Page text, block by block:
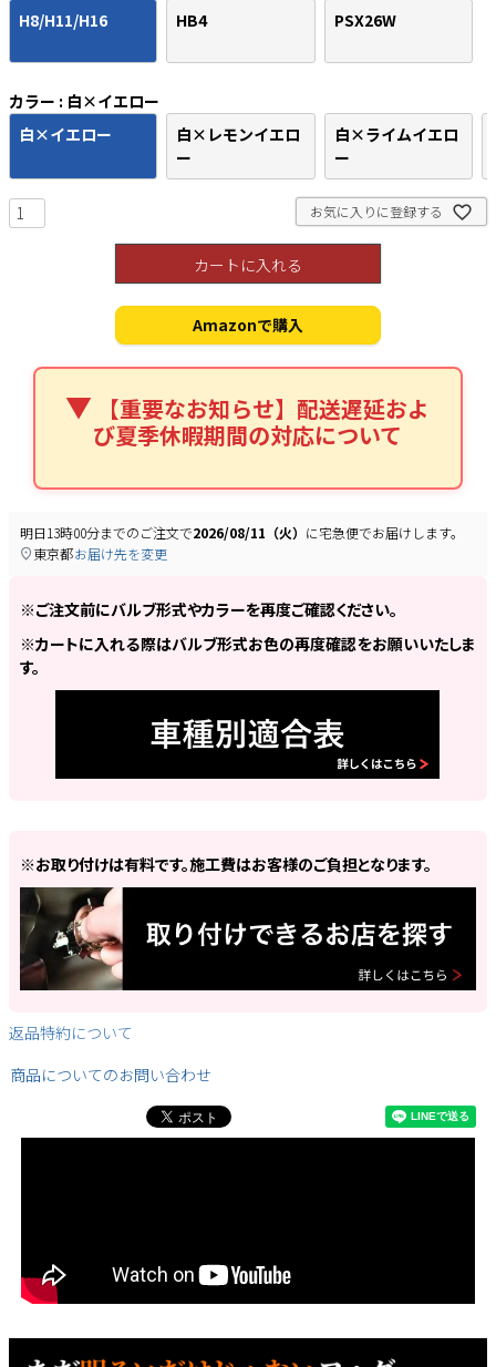
検索
H8/H11/H16
HB4 PSX26W
カラー
白×イエロー
白×イエロー
白×レモンイエロ
ー
白×ライムイエロ
ー
お気に入りに登録する
カートに入れる
Amazonで購入
【重要なお知らせ】配送遅延およ
び夏季休暇期間の対応について
明日13時00分までのご注文で2026/08/11（火） に宅急便でお届けします。
東京都お届け先を変更
※ご注文前にバルブ形式やカラーを再度ご確認ください。
※カートに入れる際はバルブ形式お色の再度確認をお願いいたしま
す。
※お取り付けは有料です。施工費はお客様のご負担となります。
返品特約について
商品についてのお問い合わせ